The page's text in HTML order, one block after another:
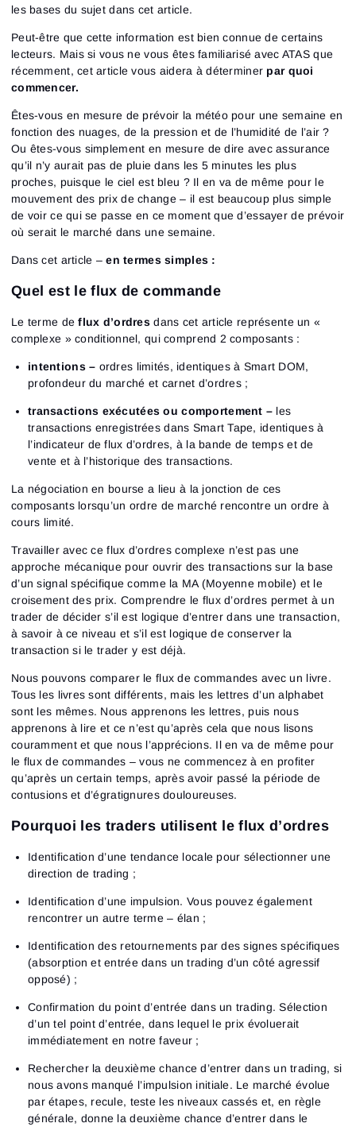
les bases du sujet dans cet article.
Peut-être que cette information est bien connue de certains
lecteurs. Mais si vous ne vous êtes familiarisé avec ATAS que
récemment, cet article vous aidera à déterminer par quoi
commencer.
Êtes-vous en mesure de prévoir la météo pour une semaine en
fonction des nuages, de la pression et de l’humidité de l’air ?
Ou êtes-vous simplement en mesure de dire avec assurance
qu’il n’y aurait pas de pluie dans les 5 minutes les plus
proches, puisque le ciel est bleu ? Il en va de même pour le
mouvement des prix de change – il est beaucoup plus simple
de voir ce qui se passe en ce moment que d’essayer de prévoir
où serait le marché dans une semaine.
Dans cet article –en termes simples :
Quel est le flux de commande
Le terme de flux d’ordres dans cet article représente un «
complexe » conditionnel, qui comprend 2 composants :
intentions – ordres limités, identiques à Smart DOM,
profondeur du marché et carnet d’ordres ;
transactions exécutées ou comportement – les
transactions enregistrées dans Smart Tape, identiques à
l’indicateur de flux d’ordres, à la bande de temps et de
vente et à l’historique des transactions.
La négociation en bourse a lieu à la jonction de ces
composants lorsqu’un ordre de marché rencontre un ordre à
cours limité.
Travailler avec ce flux d’ordres complexe n’est pas une
approche mécanique pour ouvrir des transactions sur la base
d’un signal spécifique comme la MA (Moyenne mobile) et le
croisement des prix. Comprendre le flux d’ordres permet à un
trader de décider s’il est logique d’entrer dans une transaction,
à savoir à ce niveau et s’il est logique de conserver la
transaction si le trader y est déjà.
Nous pouvons comparer le flux de commandes avec un livre.
Tous les livres sont différents, mais les lettres d’un alphabet
sont les mêmes. Nous apprenons les lettres, puis nous
apprenons à lire et ce n’est qu’après cela que nous lisons
couramment et que nous l’apprécions. Il en va de même pour
le flux de commandes – vous ne commencez à en profiter
qu’après un certain temps, après avoir passé la période de
contusions et d’égratignures douloureuses.
Pourquoi les traders utilisent le flux d’ordres
Identification d’une tendance locale pour sélectionner une
direction de trading ;
Identification d’une impulsion. Vous pouvez également
rencontrer un autre terme – élan ;
Identification des retournements par des signes spécifiques
(absorption et entrée dans un trading d’un côté agressif
opposé) ;
Confirmation du point d’entrée dans un trading. Sélection
d’un tel point d’entrée, dans lequel le prix évoluerait
immédiatement en notre faveur ;
Rechercher la deuxième chance d’entrer dans un trading, si
nous avons manqué l’impulsion initiale. Le marché évolue
par étapes, recule, teste les niveaux cassés et, en règle
générale, donne la deuxième chance d’entrer dans le